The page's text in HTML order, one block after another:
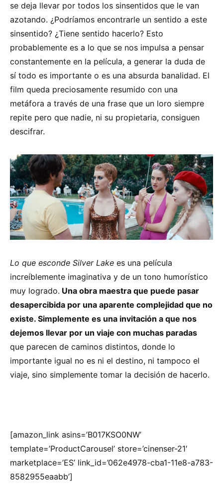
se deja llevar por todos los sinsentidos que le van
azotando. ¿Podríamos encontrarle un sentido a este
sinsentido? ¿Tiene sentido hacerlo? Esto
probablemente es a lo que se nos impulsa a pensar
constantemente en la película, a generar la duda de
sí todo es importante o es una absurda banalidad. El
film queda preciosamente resumido con una
metáfora a través de una frase que un loro siempre
repite pero que nadie, ni su propietaria, consiguen
descifrar.
Lo que esconde Silver Lake es una película
increíblemente imaginativa y de un tono humorístico
muy logrado. Una obra maestra que puede pasar
desapercibida por una aparente complejidad que no
existe. Simplemente es una invitación a que nos
dejemos llevar por un viaje con muchas paradas
que parecen de caminos distintos, donde lo
importante igual no es ni el destino, ni tampoco el
viaje, sino simplemente tomar la decisión de hacerlo.
[amazon_link asins=’B017KSO0NW’
template=’ProductCarousel’ store=’cinenser-21′
marketplace=’ES’ link_id=’062e4978-cba1-11e8-a783-
8582955eaabb’]